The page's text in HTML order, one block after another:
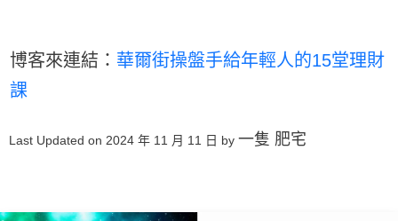
博客來連結： 華爾街操盤手給年輕人的15堂理財
課
Last Updated on 2024 年 11 月 11 日 by 一隻 肥宅